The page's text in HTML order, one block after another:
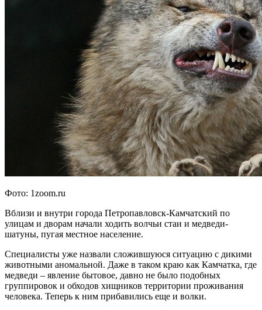
Фото: 1zoom.ru
Вблизи и внутри города Петропавловск-Камчатский по
улицам и дворам начали ходить волчьи стаи и медведи-
шатуны, пугая местное население.
Специалисты уже назвали сложившуюся ситуацию с дикими
животными аномальной. Даже в таком краю как Камчатка, где
медведи – явление бытовое, давно не было подобных
группировок и обходов хищников территории проживания
человека. Теперь к ним прибавились еще и волки.